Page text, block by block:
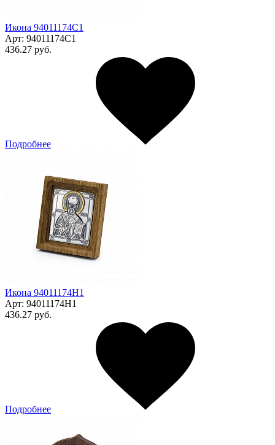
Икона 94011174С1
Арт: 94011174С1
436.27 руб.
Подробнее
Икона 94011174Н1
Арт: 94011174Н1
436.27 руб.
Подробнее